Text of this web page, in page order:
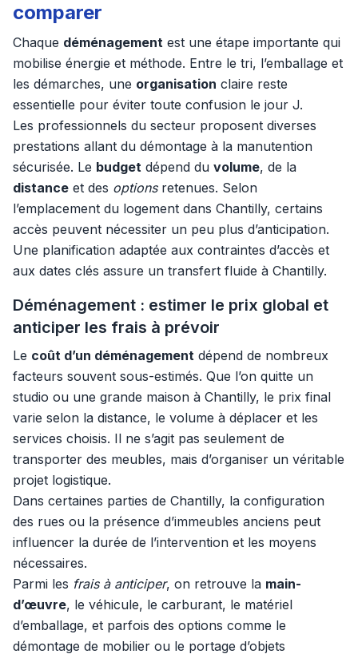
comparer
Chaque déménagement est une étape importante qui
mobilise énergie et méthode. Entre le tri, l’emballage et
les démarches, une organisation claire reste
essentielle pour éviter toute confusion le jour J.
Les professionnels du secteur proposent diverses
prestations allant du démontage à la manutention
sécurisée. Le budget dépend du volume, de la
distance et des optionsretenues. Selon
l’emplacement du logement dans Chantilly, certains
accès peuvent nécessiter un peu plus d’anticipation.
Une planification adaptée aux contraintes d’accès et
aux dates clés assure un transfert fluide à Chantilly.
Déménagement : estimer le prix global et
anticiper les frais à prévoir
Le coût d’un déménagement dépend de nombreux
facteurs souvent sous-estimés. Que l’on quitte un
studio ou une grande maison à Chantilly, le prix final
varie selon la distance, le volume à déplacer et les
services choisis. Il ne s’agit pas seulement de
transporter des meubles, mais d’organiser un véritable
projet logistique.
Dans certaines parties de Chantilly, la configuration
des rues ou la présence d’immeubles anciens peut
influencer la durée de l’intervention et les moyens
nécessaires.
Parmi les frais à anticiper, on retrouve la main-
d’œuvre, le véhicule, le carburant, le matériel
d’emballage, et parfois des options comme le
démontage de mobilier ou le portage d’objets